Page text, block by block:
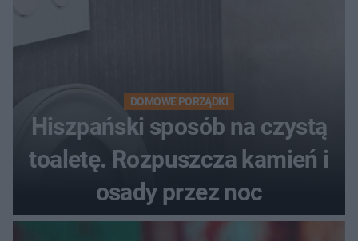
DOMOWE PORZĄDKI
Hiszpański sposób na czystą
toaletę. Rozpuszcza kamień i
osady przez noc